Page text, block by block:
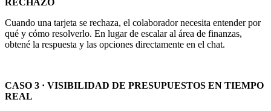
RECHAZO
Cuando una tarjeta se rechaza, el colaborador necesita entender por
qué y cómo resolverlo. En lugar de escalar al área de finanzas,
obtené la respuesta y las opciones directamente en el chat.
CASO 3 · VISIBILIDAD DE PRESUPUESTOS EN TIEMPO
REAL